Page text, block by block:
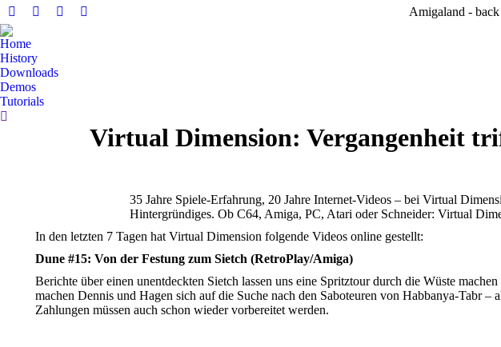
Facebook
page
opens
in
new
window
YouTube
opens
in
new
window
Whatsapp
E-
window
Amigaland -
Home
History
Downloads
Demos
Tutorials
Search:
Virtual Dimension: Vergangenheit
35 Jahre Spiele-Erfahrung, 20 Jahre Internet-Videos – bei Virtual
Hintergründiges. Ob C64, Amiga, PC, Atari oder Schneider: Virtual
In den letzten 7 Tagen hat Virtual Dimension folgende Videos online gestellt:
Dune #15: Von der Festung zum Sietch (RetroPlay/Amiga)
Berichte über einen unentdeckten Sietch lassen uns eine Spritztour durch die Wüste
machen Dennis und Hagen sich auf die Suche nach den Saboteuren von Habbanya-Tabr
Zahlungen müssen auch schon wieder vorbereitet werden.